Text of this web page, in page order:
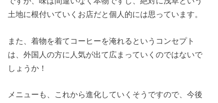
土地に根付いていくお店だと個人的には思っています。
また、着物を着てコーヒーを淹れるというコンセプト
は、外国人の方に人気が出て広まっていくのではないで
しょうか！
メニューも、これから進化していくそうですので、今後